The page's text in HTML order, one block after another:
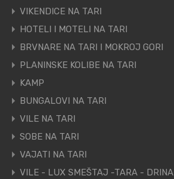
VIKENDICE NA TARI
HOTELI I MOTELI NA TARI
BRVNARE NA TARI I MOKROJ GORI
PLANINSKE KOLIBE NA TARI
KAMP
BUNGALOVI NA TARI
VILE NA TARI
SOBE NA TARI
VAJATI NA TARI
VILE - LUX SMEŠTAJ -TARA - DRINA